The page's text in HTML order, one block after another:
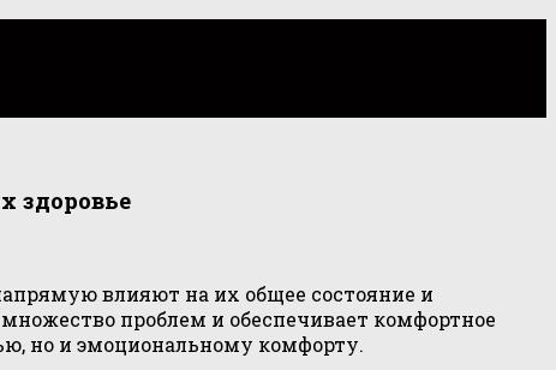
здоровье
влияют на их общее состояние и
проблем и обеспечивает комфортное
но и эмоциональному комфорту.